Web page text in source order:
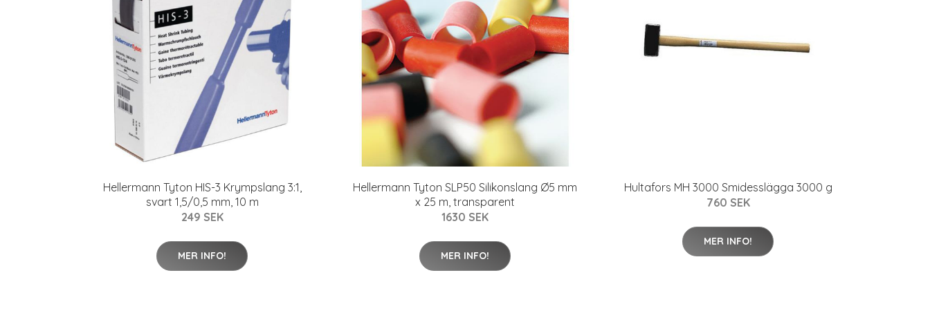
Hellermann Tyton HIS-3 Krympslang 3:1,
svart 1,5/0,5 mm, 10 m
249 SEK
MER INFO!
Hellermann Tyton SLP50 Silikonslang Ø5 mm
x 25 m, transparent
1630 SEK
MER INFO!
Hultafors MH 3000 Smidesslägga 3000 g
760 SEK
MER INFO!